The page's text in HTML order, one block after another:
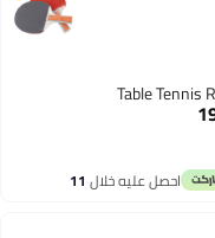
Table Tennis
احصل عليه خلال 11